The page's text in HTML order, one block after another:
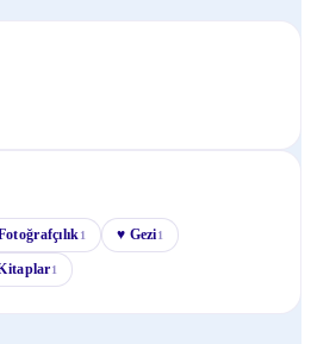
1 ♥ Gezi1
1